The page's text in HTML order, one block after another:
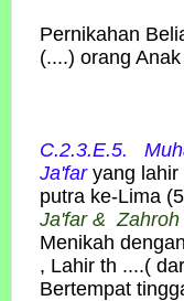
Pernikahan
(....) orang
C.2.3.E.5.
Ja'faryang lahir
putra ke-Lima
Ja'far & Zahroh
Menikah
, Lahir th ....(
Bertempat